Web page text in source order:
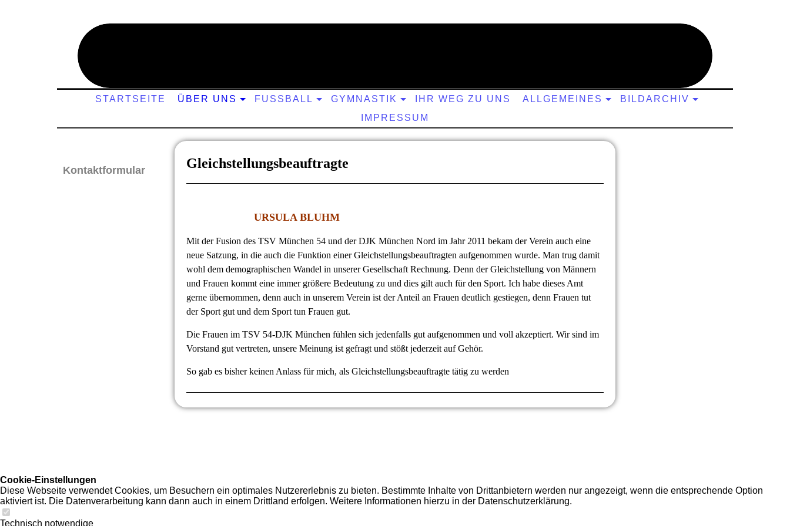
STARTSEITE ÜBER UNS FUSSBALL GYMNASTIK IHR WEG ZU UNS ALLGEMEINES
BILDARCHIV
IMPRESSUM
Gleichstellungsbeauftragte
URSULA BLUHM
Mit der Fusion des TSV München 54 und der DJK München Nord im Jahr 2011 bekam der Verein auch eine
neue Satzung, in die auch die Funktion einer Gleichstellungsbeauftragten aufgenommen wurde. Man trug damit
wohl dem demographischen Wandel in unserer Gesellschaft Rechnung. Denn der Gleichstellung von Männern
und Frauen kommt eine immer größere Bedeutung zu und dies gilt auch für den Sport. Ich habe dieses Amt
gerne übernommen, denn auch in unserem Verein ist der Anteil an Frauen deutlich gestiegen, denn Frauen tut
der Sport gut und dem Sport tun Frauen gut.
Die Frauen im TSV 54-DJK München fühlen sich jedenfalls gut aufgenommen und voll akzeptiert. Wir sind im
Vorstand gut vertreten, unsere Meinung ist gefragt und stößt jederzeit auf Gehör.
So gab es bisher keinen Anlass für mich, als Gleichstellungsbeauftragte tätig zu werden
Kontaktformular
Cookie-Einstellungen
Diese Webseite verwendet Cookies, um Besuchern ein optimales Nutzererlebnis zu bieten. Bestimmte Inhalte von Drittanbietern werden nur angezeigt, wenn die entsprechende Option
aktiviert ist. Die Datenverarbeitung kann dann auch in einem Drittland erfolgen. Weitere Informationen hierzu in der Datenschutzerklärung.
Technisch notwendige